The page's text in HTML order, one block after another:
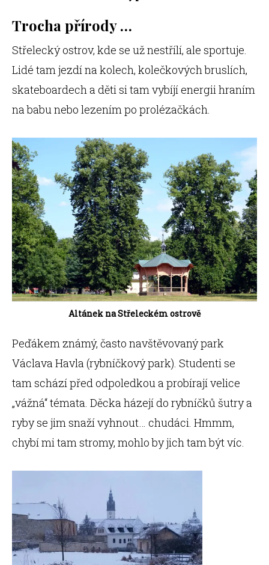
Trocha přírody …
Střelecký ostrov, kde se už nestřílí, ale sportuje.
Lidé tam jezdí na kolech, kolečkových bruslích,
skateboardech a děti si tam vybíjí energii hraním
na babu nebo lezením po prolézačkách.
Altánek na Střeleckém ostrově
Peďákem známý, často navštěvovaný park
Václava Havla (rybníčkový park). Studenti se
tam schází před odpoledkou a probírají velice
„vážná“ témata. Děcka házejí do rybníčků šutry a
ryby se jim snaží vyhnout… chudáci. Hmmm,
chybí mi tam stromy, mohlo by jich tam být víc.